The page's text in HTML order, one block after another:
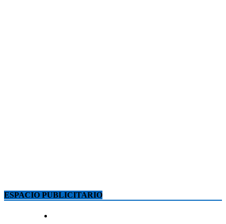
ESPACIO PUBLICITARIO